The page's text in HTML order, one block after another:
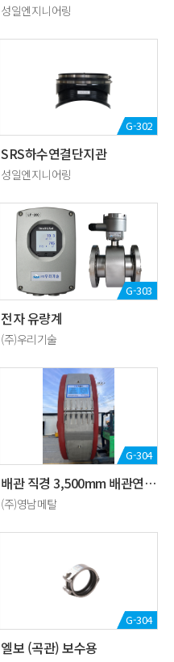
성일엔지니어링
G-302
SRS하수연결단지관
성일엔지니어링
G-303
전자 유량계
(주)우리기술
G-304
배관 직경 3,500mm 배관연결용 카플링 제작
(주)영남메탈
G-304
엘보 (곡관) 보수용